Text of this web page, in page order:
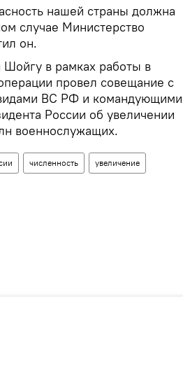
нашей страны должна
случае Министерство
он.
в рамках работы в
провел совещание с
ВС РФ и командующими
России об увеличении
военнослужащих.
численность увеличение